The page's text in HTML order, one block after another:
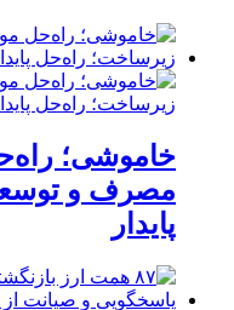
خاموشی؛
مصرف و
پایدار